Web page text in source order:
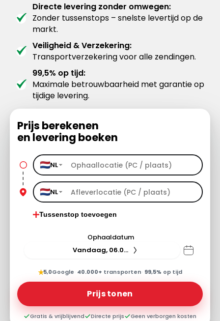
Directe levering zonder omwegen:
Zonder tussenstops – snelste levertijd op de
markt.
Veiligheid & Verzekering:
Transportverzekering voor alle zendingen.
99,5% op tijd:
Maximale betrouwbaarheid met garantie op
tijdige levering.
Prijs berekenen
en levering boeken
NL
NL
Tussenstop toevoegen
Ophaaldatum
Vandaag, 06.08.26
★5,0Google· 40.000+ transporten· 99,5% op tijd
Prijs tonen
Gratis & vrijblijvend Directe prijs Geen verborgen kosten